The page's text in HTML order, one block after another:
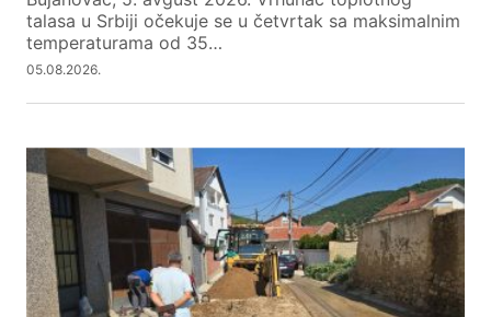
talasa u Srbiji očekuje se u četvrtak sa maksimalnim
temperaturama od 35…
05.08.2026.